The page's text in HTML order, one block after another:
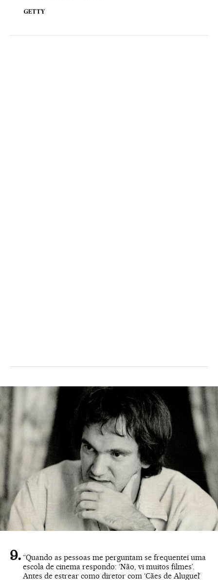
GETTY
“Quando as pessoas me perguntam se frequentei uma
escola de cinema respondo: ‘Não, vi muitos filmes’.
Antes de estrear como diretor com ‘Cães de Aluguel’